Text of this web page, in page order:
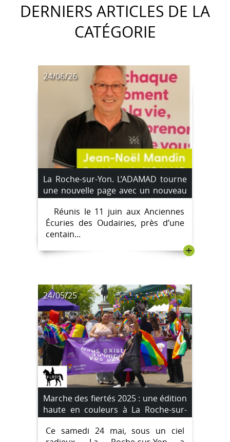
DERNIERS ARTICLES DE LA
CATÉGORIE
24/06/26
La Roche-sur-Yon. L’ADAMAD tourne
une nouvelle page avec un nouveau
président
Réunis le 11 juin aux Anciennes
Écuries des Oudairies, près d’une
centain...
+
24/05/25
Marche des fiertés 2025 : une édition
haute en couleurs à La Roche-sur-
Yon
Ce samedi 24 mai, sous un ciel